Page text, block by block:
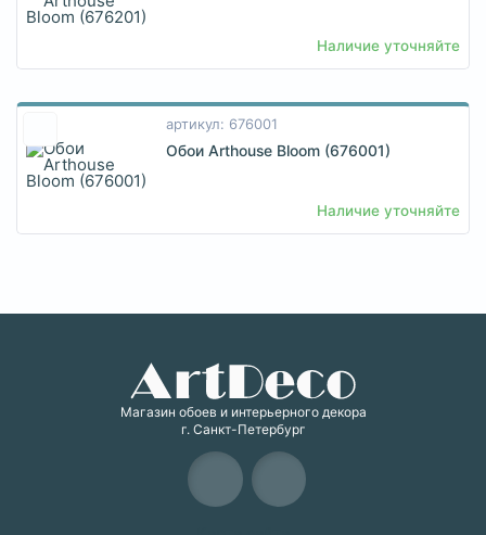
Наличие уточняйте
артикул: 676001
Обои Arthouse Bloom (676001)
Наличие уточняйте
Магазин обоев и интерьерного декора
г. Санкт-Петербург